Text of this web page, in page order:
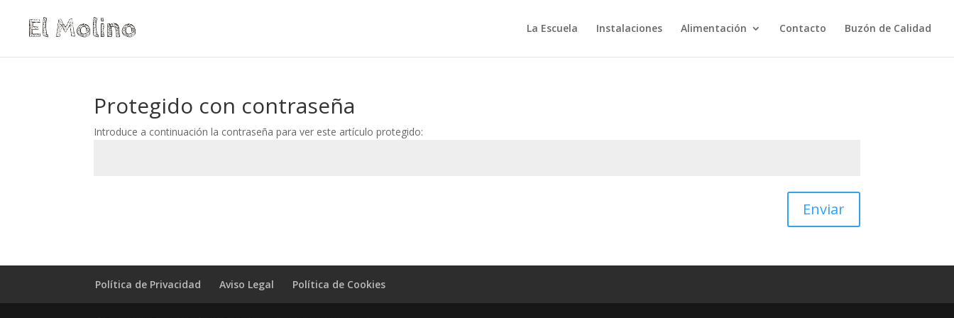
La Escuela Instalaciones Alimentación Contacto Buzón de Calidad
Protegido con contraseña
Introduce a continuación la contraseña para ver este artículo protegido:
Enviar
Política de Privacidad Aviso Legal Política de Cookies